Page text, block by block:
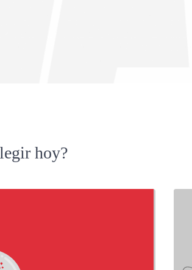
hoy?